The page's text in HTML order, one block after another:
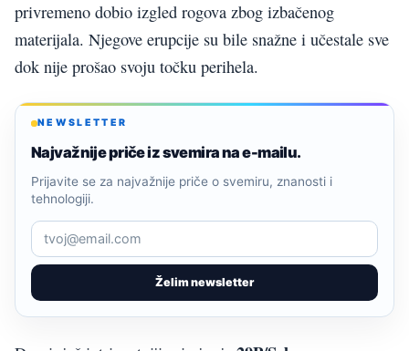
privremeno dobio izgled rogova zbog izbačenog
materijala. Njegove erupcije su bile snažne i učestale sve
dok nije prošao svoju točku perihela.
NEWSLETTER
Najvažnije priče iz svemira na e-mailu.
Želim newsletter
Prijavite se za najvažnije priče o svemiru, znanosti i
tehnologiji.